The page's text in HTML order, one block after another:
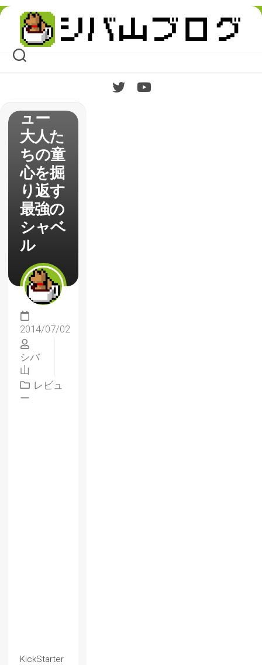
Skip
content【Shov
el
】レビ
ュー
大人た
ちの童
心を掘
り返す
最強の
シャベ
ル
2014/07/02
シバ
山
レビュ
ー
KickStarter